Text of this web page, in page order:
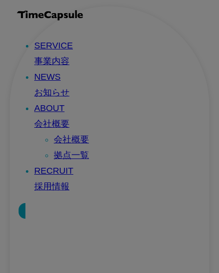
SERVICE
事業内容
NEWS
お知らせ
ABOUT
会社概要
会社概要
拠点一覧
RECRUIT
採用情報